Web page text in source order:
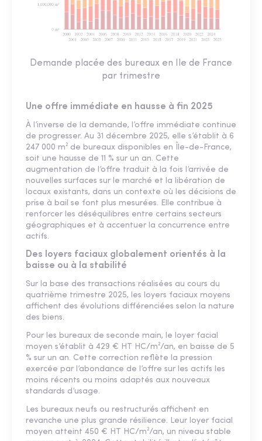
Demande placée des bureaux en Ile de France
par trimestre
Une offre immédiate en hausse à fin 2025
À l’inverse de la demande, l’offre immédiate continue
de progresser. Au 31 décembre 2025, elle s’établit à 6
247 000 m² de bureaux disponibles en Île-de-France,
soit une hausse de 11 % sur un an. Cette
augmentation de l’offre traduit à la fois l’arrivée de
nouvelles surfaces sur le marché et la libération de
locaux existants, dans un contexte où les décisions de
prise à bail se font plus mesurées. Elle contribue à
renforcer les déséquilibres entre certains secteurs
géographiques et à accentuer la concurrence entre
actifs.
Des loyers faciaux globalement orientés à la
baisse ou à la stabilité
Sur la base des transactions réalisées au cours du
quatrième trimestre 2025, les loyers faciaux moyens
affichent des évolutions différenciées selon la nature
des biens.
Pour les bureaux de seconde main, le loyer facial
moyen s’établit à 429 € HT HC/m²/an, en baisse de 5
% sur un an. Cette correction reflète la pression
exercée par l’abondance de l’offre sur les actifs les
moins récents ou moins adaptés aux nouveaux
standards d’usage.
Les bureaux neufs ou restructurés affichent en
revanche une plus grande résilience. Leur loyer facial
moyen atteint 450 € HT HC/m²/an, un niveau stable